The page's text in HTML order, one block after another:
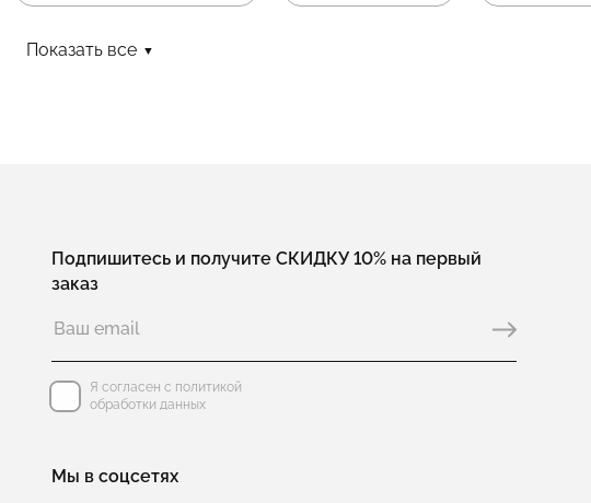
Показать все
Подпишитесь и получите СКИДКУ 10% на первый
заказ
Я согласен с политикой
обработки данных
Мы в соцсетях